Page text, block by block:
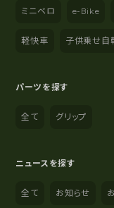
ミニベロ e-Bike
軽快車 子供乗せ自
パーツを探す
全て グリップ
ニュースを探す
全て お知らせ